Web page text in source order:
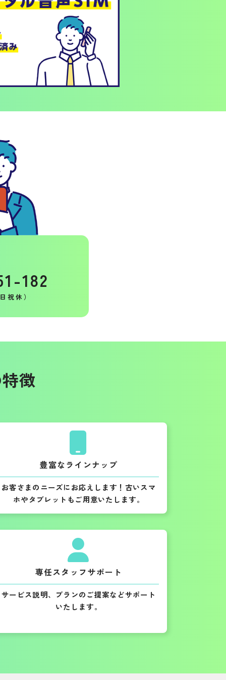
182
祝休）
徴
豊富なラインナップ
お客さまのニーズにお応えします！古いスマ
ホやタブレットもご用意いたします。
専任スタッフサポート
サービス説明、プランのご提案などサポート
いたします。